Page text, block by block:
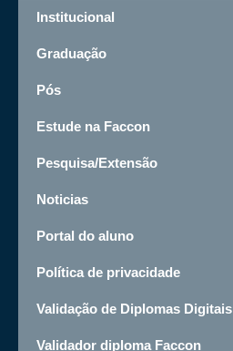
Institucional
Graduação
Pós
Estude na Faccon
Pesquisa/Extensão
Noticias
Portal do aluno
Política de privacidade
Validação de Diplomas Digitais
Validador diploma Faccon